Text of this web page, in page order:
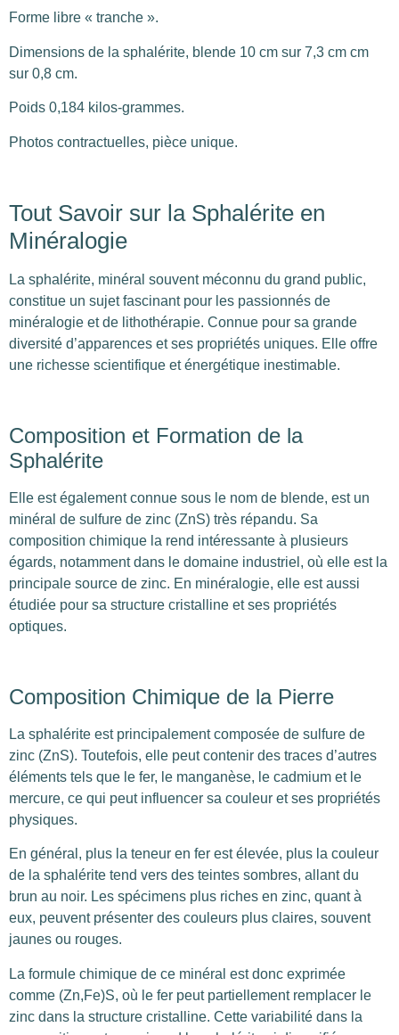
Forme libre « tranche ».
Dimensions de la sphalérite, blende 10 cm sur 7,3 cm cm
sur 0,8 cm.
Poids 0,184 kilos-grammes.
Photos contractuelles, pièce unique.
Tout Savoir sur la Sphalérite en
Minéralogie
La sphalérite, minéral souvent méconnu du grand public,
constitue un sujet fascinant pour les passionnés de
minéralogie et de lithothérapie. Connue pour sa grande
diversité d’apparences et ses propriétés uniques. Elle offre
une richesse scientifique et énergétique inestimable.
Composition et Formation de la
Sphalérite
Elle est également connue sous le nom de blende, est un
minéral de sulfure de zinc (ZnS) très répandu. Sa
composition chimique la rend intéressante à plusieurs
égards, notamment dans le domaine industriel, où elle est la
principale source de zinc. En minéralogie, elle est aussi
étudiée pour sa structure cristalline et ses propriétés
optiques.
Composition Chimique de la Pierre
La sphalérite est principalement composée de sulfure de
zinc (ZnS). Toutefois, elle peut contenir des traces d’autres
éléments tels que le fer, le manganèse, le cadmium et le
mercure, ce qui peut influencer sa couleur et ses propriétés
physiques.
En général, plus la teneur en fer est élevée, plus la couleur
de la sphalérite tend vers des teintes sombres, allant du
brun au noir. Les spécimens plus riches en zinc, quant à
eux, peuvent présenter des couleurs plus claires, souvent
jaunes ou rouges.
La formule chimique de ce minéral est donc exprimée
comme (Zn,Fe)S, où le fer peut partiellement remplacer le
zinc dans la structure cristalline. Cette variabilité dans la